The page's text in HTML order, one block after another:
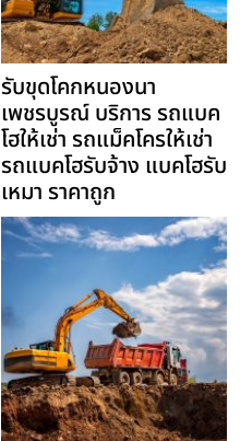
รับขุดโคกหนองนา
เพชรบูรณ์ บริการ รถแบค
โฮให้เช่า รถแม็คโครให้เช่า
รถแบคโฮรับจ้าง แบคโฮรับ
เหมา ราคาถูก